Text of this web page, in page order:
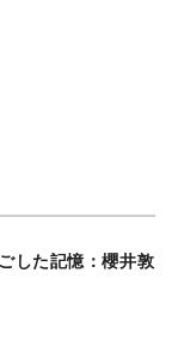
した記憶：櫻井敦